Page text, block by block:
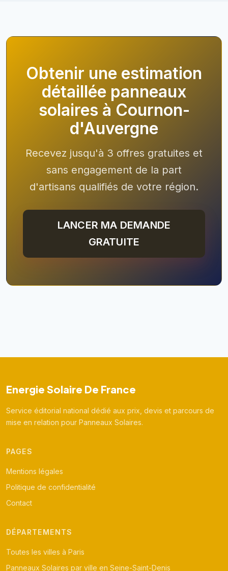
Obtenir une estimation
détaillée panneaux
solaires à Cournon-
d'Auvergne
Recevez jusqu'à 3 offres gratuites et
sans engagement de la part
d'artisans qualifiés de votre région.
LANCER MA DEMANDE
GRATUITE
Energie Solaire De France
Service éditorial national dédié aux prix, devis et parcours de
mise en relation pour Panneaux Solaires.
PAGES
Mentions légales
Politique de confidentialité
Contact
DÉPARTEMENTS
Toutes les villes à Paris
Panneaux Solaires par ville en Seine-Saint-Denis